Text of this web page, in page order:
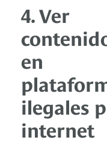
4. Ver
en
ilegales
internet